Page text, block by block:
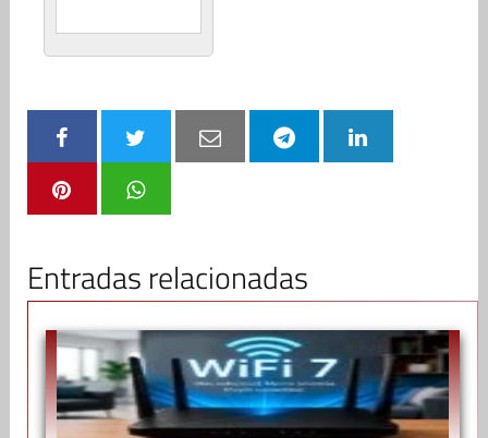
Entradas relacionadas